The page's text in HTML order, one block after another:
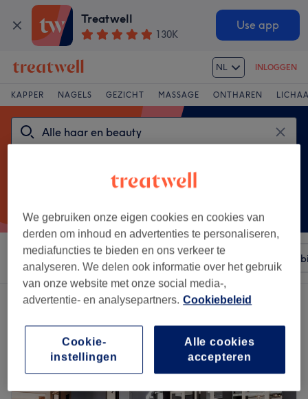
Treatwell
130K
Use app
NL INLOGGEN
KAPPER NAGELS GEZICHT MASSAGE ONTHAREN
Sorteer op Elke prijs Piroche Salons
Een salon met:Piroche in Brussel
We gebruiken onze eigen cookies en cookies van
derden om inhoud en advertenties te personaliseren,
mediafuncties te bieden en ons verkeer te
analyseren. We delen ook informatie over het gebruik
van onze website met onze social media-,
advertentie- en analysepartners. Cookiebeleid
Alle cookies
accepteren
Cookie-
instellingen